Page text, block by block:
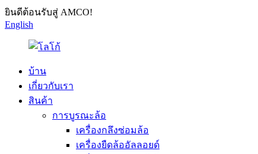
ยินดีต้อนรับสู่ AMCO!
English
บ้าน
เกี่ยวกับเรา
สินค้า
การบูรณะล้อ
เครื่องกลึงซ่อมล้อ
เครื่องยืดล้ออัลลอยด์